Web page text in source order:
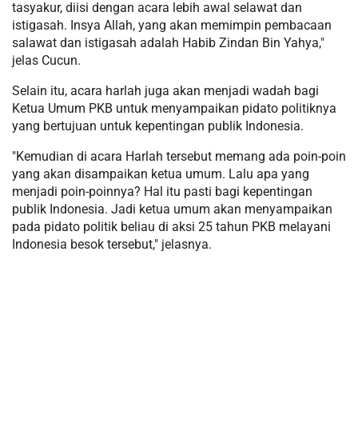
tasyakur, diisi dengan acara lebih awal selawat dan
istigasah. Insya Allah, yang akan memimpin pembacaan
salawat dan istigasah adalah Habib Zindan Bin Yahya,"
jelas Cucun.
Selain itu, acara harlah juga akan menjadi wadah bagi
Ketua Umum PKB untuk menyampaikan pidato politiknya
yang bertujuan untuk kepentingan publik Indonesia.
"Kemudian di acara Harlah tersebut memang ada poin-poin
yang akan disampaikan ketua umum. Lalu apa yang
menjadi poin-poinnya? Hal itu pasti bagi kepentingan
publik Indonesia. Jadi ketua umum akan menyampaikan
pada pidato politik beliau di aksi 25 tahun PKB melayani
Indonesia besok tersebut," jelasnya.